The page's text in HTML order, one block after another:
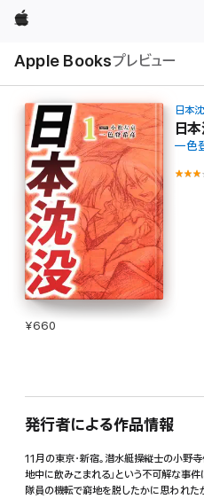
Apple
Apple Booksプレビュー
ル
日本
日
一色
¥660
発行者による作品情報
11月の東京・新宿。潜水艇操縦士の小野
地中に飲みこまれる」という不可解な事
隊員の機転で窮地を脱したかに思われた